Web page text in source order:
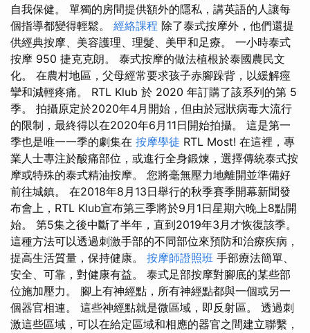
自我保健。 單獨的房間提供額外的隱私，講英語的人讓每
個指導都變得輕鬆。 經絡課程 除了泰式按摩外，他們還提
供經典按摩、美容護理、理髮、美甲和足療。 一小時泰式
按摩 950 捷克克朗。 泰式按摩的做法植根於泰國農民文
化。 在農村地區，父母經常要求孩子赤腳跺背，以緩解痙
攣和減輕疼痛。 RTL Klub 於 2020 年訂購了該系列的第 5
季。 拍攝原定於2020年4月開始，但由於冠狀病毒大流行
的限制，最終得以在2020年6月11日開始拍攝。 這是第一
季也是唯一一季的劇集在 按摩學徒 RTL Most! 在這裡，專
業人士專注於酸痛部位，或進行全身鍛煉，選擇傳統泰式按
摩或特殊的泰式精油按摩。 您將毫無壓力地離開並準備好
前往城鎮。 在2018年8月13日舉行的秋季賽季開幕新聞發
布會上，RTL Klub宣布第三季將於9月1日星期六晚上8點開
始。 第5集之後中斷了半年，直到2019年3月才恢復該季。
這種方法可以透過刺激手部的不同部位來預防和治療疾病，
提高生活質量，保持健康。 按摩師證照班 手部療法簡單、
安全、可靠，對健康有益。 泰式足部按摩對腳底的某些部
位施加壓力。 腳上有神經點，所有神經點都與一個或另一
個器官相連。 這些神經點就是微區域，即反射區。 透過刺
激這些區域，可以在給定區域和相應的器官之間建立聯繫，